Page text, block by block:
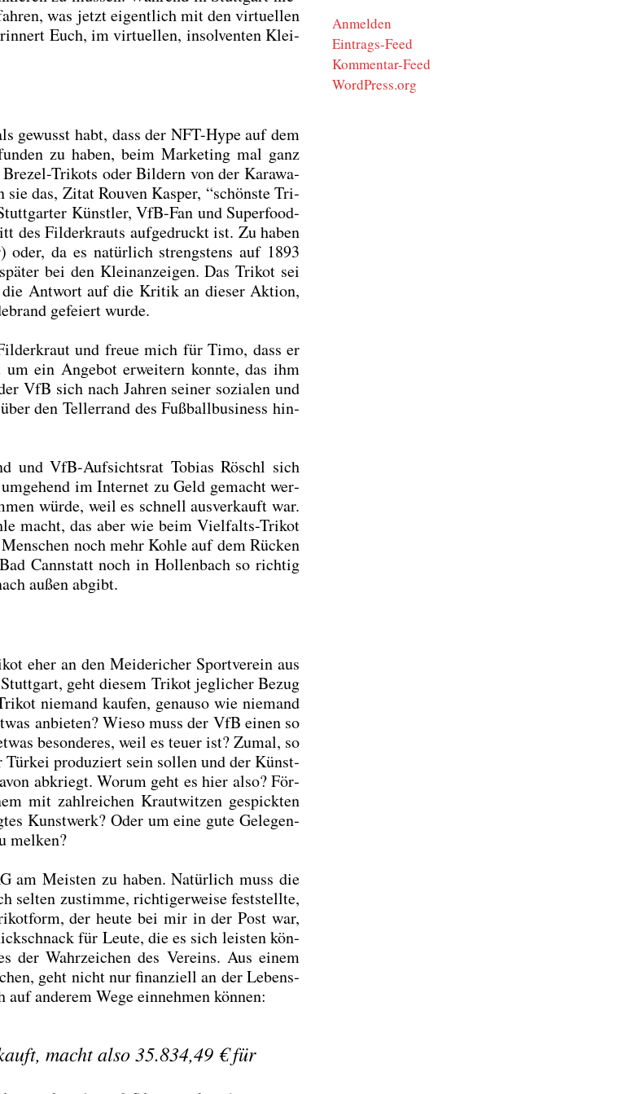
was jetzt eigent­lich mit den vir­tu­el­len
Euch, im vir­tu­el­len, insol­ven­ten Klei­
gewusst habt, dass der NFT-Hype auf dem
zu haben, beim Mar­ke­ting mal ganz
Tri­kots oder Bil­dern von der Kara­wa­
das, Zitat Rou­ven Kas­per, “schöns­te Tri­
Künst­ler, VfB-Fan und Super­food-
des Fil­der­krauts auf­ge­druckt ist. Zu haben
da es natür­lich strengs­tens auf 1893
bei den Klein­an­zei­gen. Das Tri­kot sei
Ant­wort auf die Kri­tik an die­ser Akti­on,
gefei­ert wur­de.
und freue mich für Timo, dass er
ein Ange­bot erwei­tern konn­te, das ihm
VfB sich nach Jah­ren sei­ner sozia­len und
den Tel­ler­rand des Fuß­ball­busi­ness hin­
und VfB-Auf­sichts­rat Tobi­as Rös­chl sich
im Inter­net zu Geld gemacht wer­
wür­de, weil es schnell aus­ver­kauft war.
macht, das aber wie beim Viel­falts-Tri­kot
noch mehr Koh­le auf dem Rücken
Cannstatt noch in Hol­len­bach so rich­tig
außen abgibt.
eher an den Mei­de­ri­cher Sport­ver­ein aus
geht die­sem Tri­kot jeg­li­cher Bezug
nie­mand kau­fen, genau­so wie nie­mand
anbie­ten? Wie­so muss der VfB einen so
beson­de­res, weil es teu­er ist? Zumal, so
pro­du­ziert sein sol­len und der Künst­
abkriegt. Wor­um geht es hier also? För­
mit zahl­rei­chen Kraut­wit­zen gespick­ten
Kunst­werk? Oder um eine gute Gele­gen­
mel­ken?
am Meis­ten zu haben. Natür­lich muss die
sel­ten zustim­me, rich­ti­ger­wei­se fest­stell­te,
der heu­te bei mir in der Post war,
für Leu­te, die es sich leis­ten kön­
der Wahr­zei­chen des Ver­eins. Aus einem
geht nicht nur finan­zi­ell an der Lebens­
ande­rem Wege ein­neh­men kön­nen:
macht also 35.834,49 € für
Anmelden
Eintrags-Feed
Kommentar-Feed
WordPress.org